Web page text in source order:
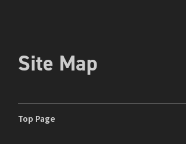
Site Map
Top Page